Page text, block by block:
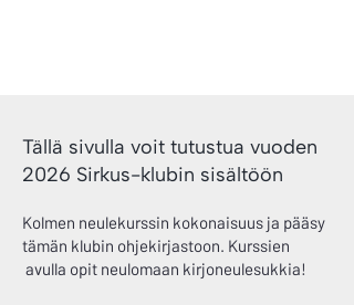
Tällä sivulla voit tutustua vuoden
2026 Sirkus-klubin sisältöön
Kolmen neulekurssin kokonaisuus ja pääsy
tämän klubin ohjekirjastoon. Kurssien
avulla opit neulomaan kirjoneulesukkia!